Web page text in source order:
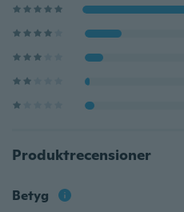
Produktrecensioner
Betyg